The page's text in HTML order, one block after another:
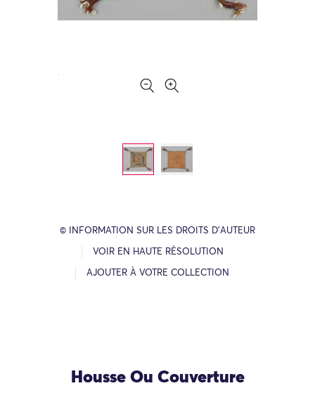
© INFORMATION SUR LES DROITS D’AUTEUR
VOIR EN HAUTE RÉSOLUTION
AJOUTER À VOTRE COLLECTION
Housse Ou Couverture